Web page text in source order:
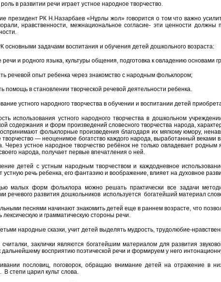
в развитии речи играет устное народное творчество.
президент РК Н.Назарбаев «Нұрлы жол» говорится о том что важно
нравственности, межнациональное согласие- эти ценности
основными задачами воспитания и обучения детей дошкольного возраста:
речи и родного языка, культуры общения, подготовка к овладению основами
речевой опыт ребенка через знакомство с народным фольклором;
помощь в становлении творческой речевой деятельности ребенка.
устного народного творчества в обучении и воспитании детей
использования устного народного творчества в дошкольном
содержания и форм произведений словесного творчества народа,
фольклорные произведения благодаря их мягкому юмору,
— неоценимое богатство каждого народа, выработанный веками
Через устное народное творчество ребёнок не только овладевает родным
народа, получает первые впечатления о ней.
детей с устным народным творчеством и каждодневное
устную речь ребенка, его фантазию и воображение, влияет на духовное
малых форм фольклора можно решать практически все задачи
речевого развития дошкольников используется богатейший материал
песнями начинают знакомить детей еще в раннем возрасте, что
лексическую и грамматическую стороны речи.
народные сказки, учит детей выделять мудрость, трудолюбие-
заклички являются богатейшим материалом для развития
дальнейшему восприятию поэтической речи и формируем у него
пословиц, поговорок, обращаю внимание детей на отражение в
В степи царил культ слова.